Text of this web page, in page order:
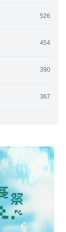
526
454
390
367